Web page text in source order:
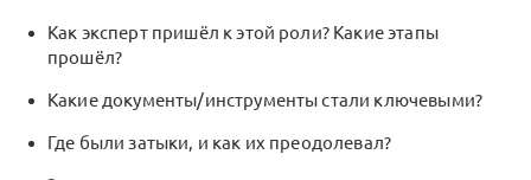
Как эксперт пришёл к этой роли? Какие этапы
прошёл?
Какие документы/инструменты стали ключевыми?
Где были затыки, и как их преодолевал?